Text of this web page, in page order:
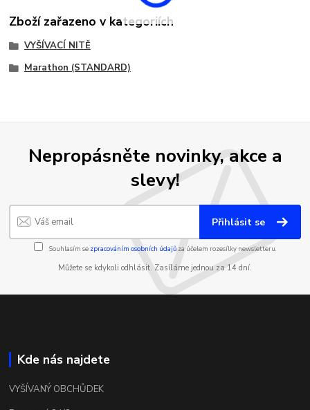
Zboží zařazeno v kategoriích
VYŠÍVACÍ NITĚ
Marathon (STANDARD)
Nepropásněte novinky, akce a
slevy!
Přihlásit se
Souhlasím se zpracováním osobních údajůza účelem rozesílky newsletteru.
Můžete se kdykoli odhlásit. Zasíláme jednou za 14 dní.
Kde nás najdete
VYŠÍVANÝ OBCHŮDEK